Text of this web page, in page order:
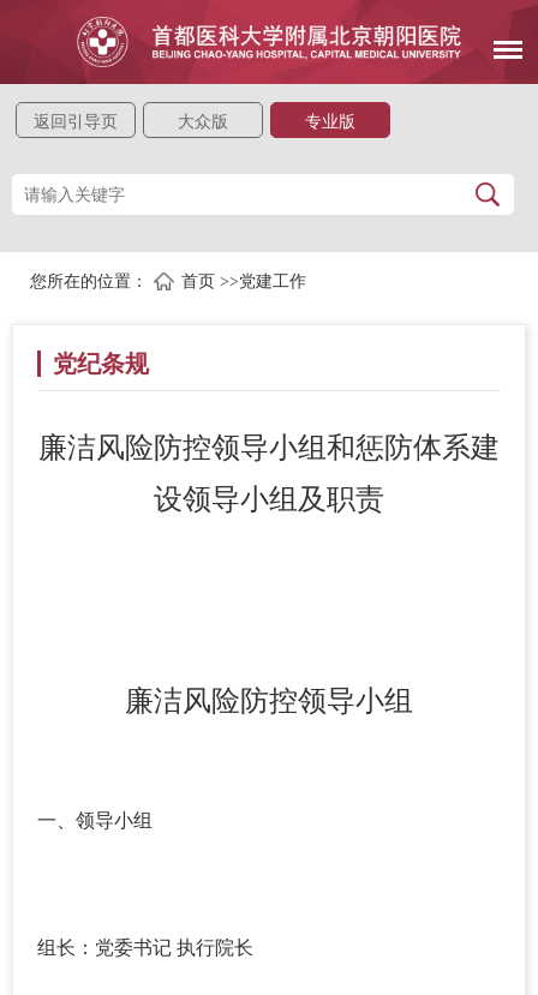
返回引导页 大众版 专业版
您所在的位置： 首页 >>党建工作
党纪条规
廉洁风险防控领导小组和惩防体系建
设领导小组及职责
廉洁风险防控领导小组
一、领导小组
组长：党委书记 执行院长